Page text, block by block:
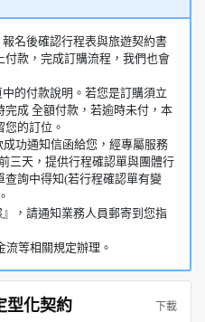
名後確認行程表與旅遊契約書
款，完成訂購流程，我們也會
的付款說明。若您是訂購須立
完成 全額付款，若逾時未付，本
的訂位。
功通知信函給您，經專屬服務
三天，提供行程確認單與團體行
詢中得知(若行程確認單有變
，請通知業務人員郵寄到您指
等相關規定辦理。
型化契約 下載